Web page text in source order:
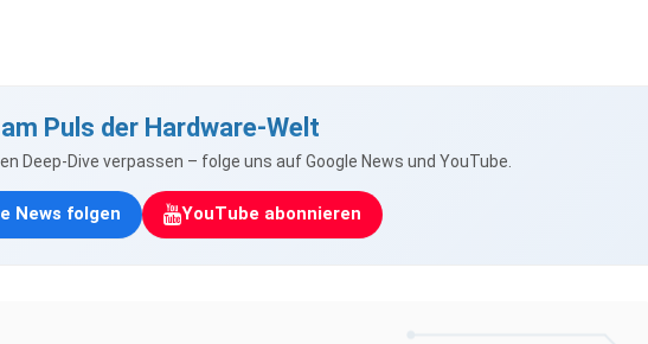
Puls der Hardware-Welt
Deep-Dive verpassen – folge uns auf Google News und YouTube.
News folgen YouTube abonnieren